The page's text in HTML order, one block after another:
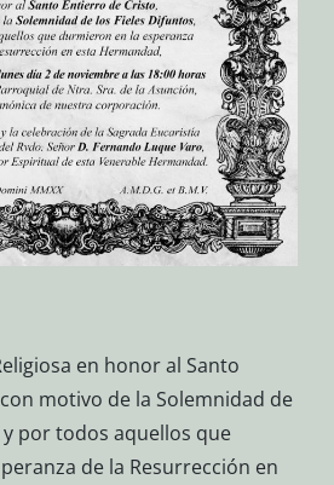
en honor al Santo
motivo de la Solemnidad de
por todos aquellos que
de la Resurrección en